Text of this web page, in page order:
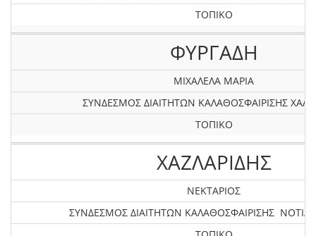
ΤΟΠΙΚΟ
ΦΥΡΓΑΔΗ
ΜΙΧΑΛΕΛΑ ΜΑΡΙΑ
ΣΥΝΔΕΣΜΟΣ ΔΙΑΙΤΗΤΩΝ ΚΑΛΑΘΟΣΦΑΙΡΙΣΗΣ
ΤΟΠΙΚΟ
ΧΑΖΛΑΡΙΔΗΣ
ΝΕΚΤΑΡΙΟΣ
ΣΥΝΔΕΣΜΟΣ ΔΙΑΙΤΗΤΩΝ ΚΑΛΑΘΟΣΦΑΙΡΙΣΗΣ